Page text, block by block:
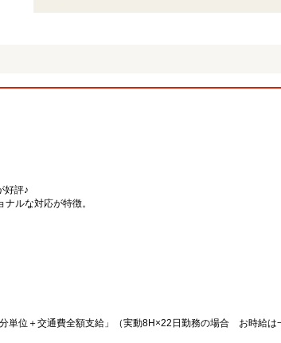
好評♪
ルな対応が特徴。
位＋交通費全額支給」（実動8H×22日勤務の場合 お時給は